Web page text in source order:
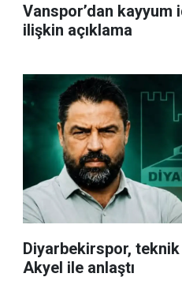
Vanspor’dan kayyum
ilişkin açıklama
Diyarbekirspor,
Akyel ile anlaştı